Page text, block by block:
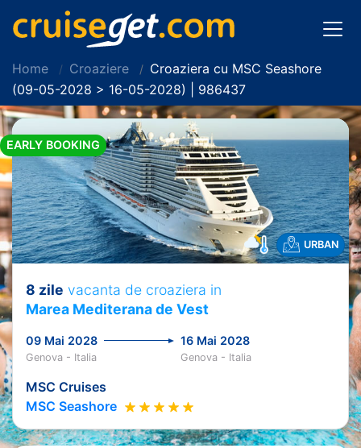
Home Croaziere
Croaziera cu MSC Seashore
(09-05-2028 > 16-05-2028) | 986437
EARLY BOOKING
URBAN
8 zile vacanta de croaziera in
Marea Mediterana de Vest
09 Mai 2028 16 Mai 2028
Genova - Italia Genova - Italia
MSC Cruises
MSC Seashore